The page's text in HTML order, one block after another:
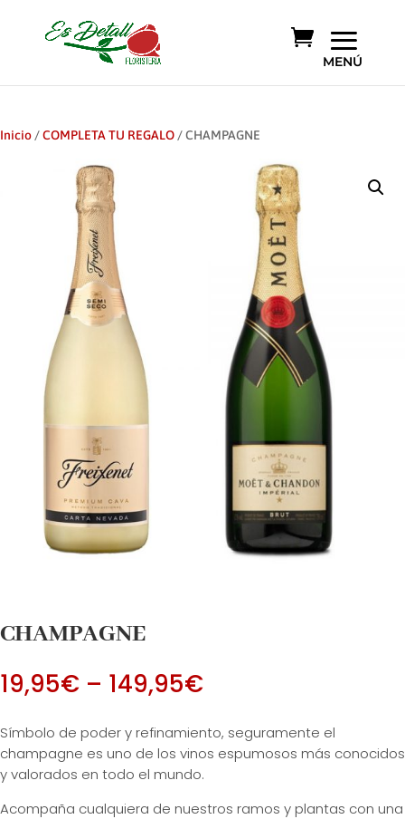
Inicio /COMPLETA TU REGALO / CHAMPAGNE
CHAMPAGNE
19,95€ – 149,95€
Símbolo de poder y refinamiento, seguramente el
champagne es uno de los vinos espumosos más conocidos
y valorados en todo el mundo.
Acompaña cualquiera de nuestros ramos y plantas con una